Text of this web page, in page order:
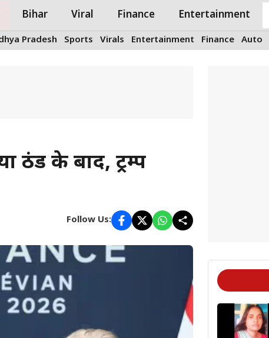
Bihar Viral Finance Entertainment
Pradesh Sports Virals Entertainment Finance Auto
ठंड के बाद, ट्रम्प
Follow Us: